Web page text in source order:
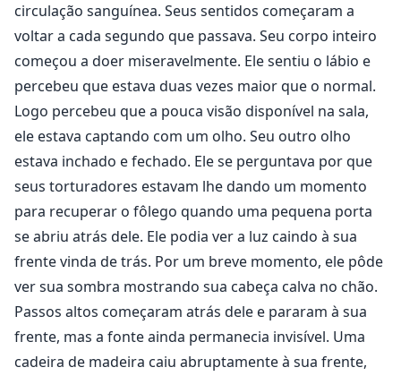
circulação sanguínea. Seus sentidos começaram a
voltar a cada segundo que passava. Seu corpo inteiro
começou a doer miseravelmente. Ele sentiu o lábio e
percebeu que estava duas vezes maior que o normal.
Logo percebeu que a pouca visão disponível na sala,
ele estava captando com um olho. Seu outro olho
estava inchado e fechado. Ele se perguntava por que
seus torturadores estavam lhe dando um momento
para recuperar o fôlego quando uma pequena porta
se abriu atrás dele. Ele podia ver a luz caindo à sua
frente vinda de trás. Por um breve momento, ele pôde
ver sua sombra mostrando sua cabeça calva no chão.
Passos altos começaram atrás dele e pararam à sua
frente, mas a fonte ainda permanecia invisível. Uma
cadeira de madeira caiu abruptamente à sua frente,